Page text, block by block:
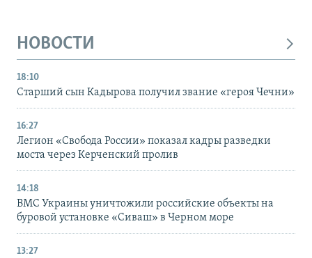
НОВОСТИ
18:10
Старший сын Кадырова получил звание «героя Чечни»
16:27
Легион «Свобода России» показал кадры разведки
моста через Керченский пролив
14:18
ВМС Украины уничтожили российские объекты на
буровой установке «Сиваш» в Черном море
13:27